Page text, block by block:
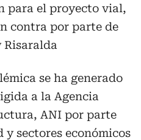
para el proyecto vial,
contra por parte de
Risaralda
se ha generado
a la Agencia
ANI por parte
sectores económicos